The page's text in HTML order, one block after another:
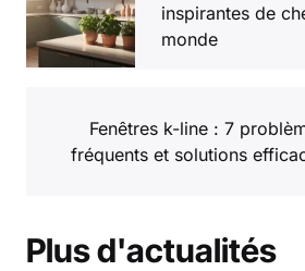
inspirantes de
monde
Fenêtres k-line : 7
fréquents et solutions
Plus d'actualités